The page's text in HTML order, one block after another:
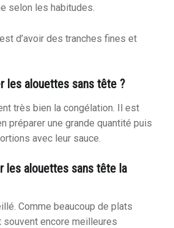
selon les habitudes.
d’avoir des tranches fines et
les alouettes sans tête ?
très bien la congélation. Il est
préparer une grande quantité puis
avec leur sauce.
les alouettes sans tête la
Comme beaucoup de plats
encore meilleures